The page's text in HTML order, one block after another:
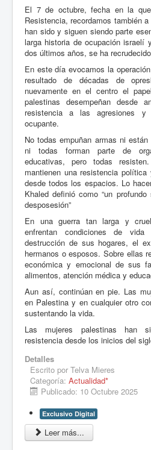
El 7 de octubre, fecha en la
Resistencia, recordamos también
han sido y siguen siendo parte
larga historia de ocupación israelí
dos últimos años, se ha
En este día evocamos la
resultado de décadas de
nuevamente en el centro el
palestinas desempeñan
resistencia a las agresiones
ocupante.
No todas empuñan armas ni
ni todas forman parte de
educativas, pero todas
mantienen una resistencia
desde todos los espacios. Lo
Khaled definió como “un
desposesión”
En una guerra tan larga y
enfrentan condiciones de vida
destrucción de sus hogares, el
hermanos o esposos. Sobre ellas
económica y emocional de sus
alimentos, atención médica y
Aun así, continúan en pie. Las
en Palestina y en cualquier otro
sustentando la vida.
Las mujeres palestinas han
resistencia desde los inicios del
Detalles
Escrito por Telva Mieres
Categoría: Actualidad*
Publicado: 10 Octubre 2025
Exclusivo Digital
Leer más...